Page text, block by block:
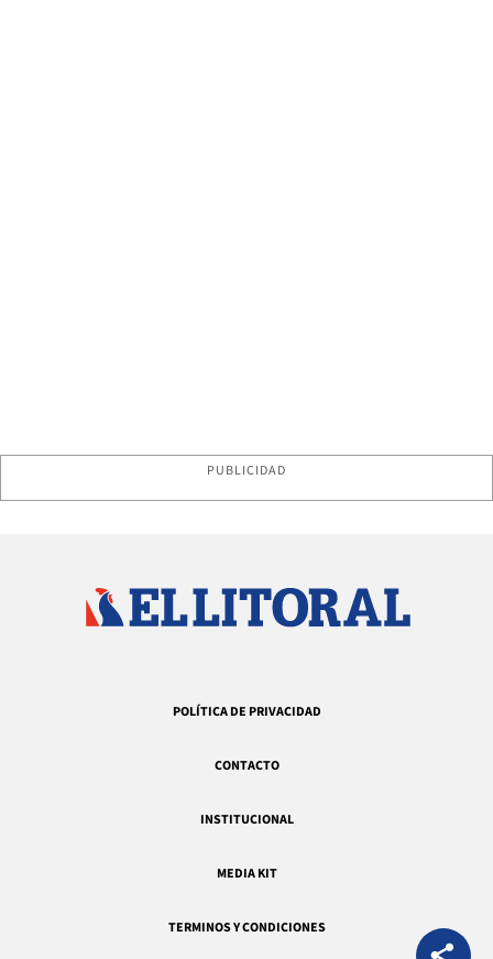
PUBLICIDAD
POLÍTICA DE PRIVACIDAD
CONTACTO
INSTITUCIONAL
MEDIA KIT
TERMINOS Y CONDICIONES